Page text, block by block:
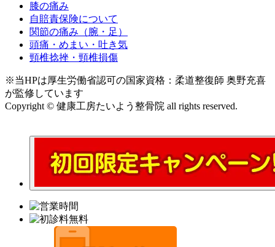
膝の痛み
自賠責保険について
関節の痛み（腕・足）
頭痛・めまい・吐き気
頸椎捻挫・頸椎損傷
※当HPは厚生労働省認可の国家資格：柔道整復師 奥野充喜
が監修しています
Copyright © 健康工房たいよう整骨院 all rights reserved.